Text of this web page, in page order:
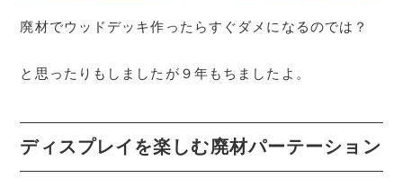
廃材でウッドデッキ作ったらすぐダメになるのでは？
と思ったりもしましたが９年もちましたよ。
ディスプレイを楽しむ廃材パーテーション